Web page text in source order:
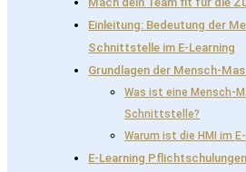
Einleitung: Bedeutung der
Schnittstelle im E-Learning
Grundlagen der Mensch-
Was ist eine Mensch-
Schnittstelle?
Warum ist die HMI im
E-Learning